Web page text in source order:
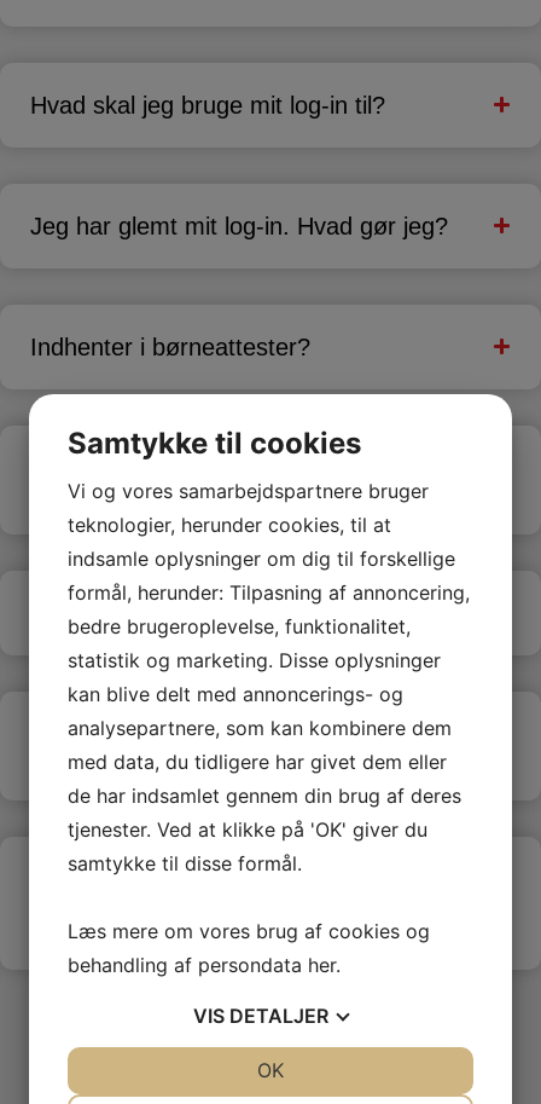
Hvad skal jeg bruge mit log-in til?
Jeg har glemt mit log-in. Hvad gør jeg?
Indhenter i børneattester?
Multisalen på Nordbyskolen- hvad skal jeg
være opmærksom på?
Økonomisk støtte- er det en mulighed?
Jeg vil gerne være sponsor. Hvad skal jeg
gøre?
Jeg vil gerne være
henvende mig til?
Samtykke til cookies
Vi og vores samarbejdspartnere bruger
teknologier, herunder cookies, til at
indsamle oplysninger om dig til forskellige
formål, herunder: Tilpasning af annoncering,
bedre brugeroplevelse, funktionalitet,
statistik og marketing. Disse oplysninger
kan blive delt med annoncerings- og
analysepartnere, som kan kombinere dem
med data, du tidligere har givet dem eller
de har indsamlet gennem din brug af deres
tjenester. Ved at klikke på 'OK' giver du
samtykke til disse formål.
Læs mere om vores brug af cookies og
behandling af persondata her.
VIS DETALJER
OK